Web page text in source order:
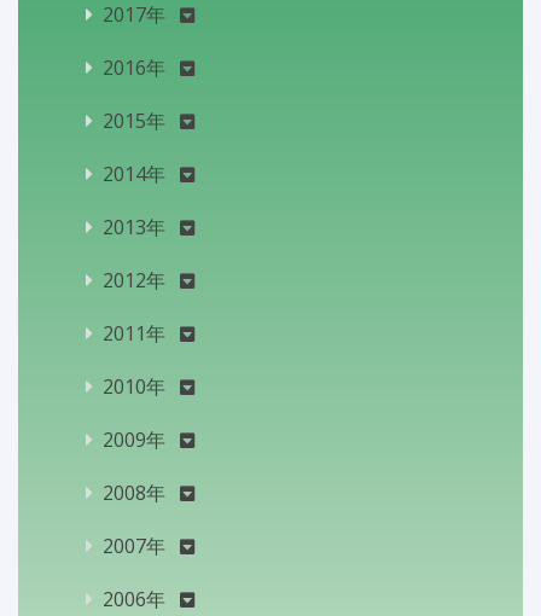
2017年
2016年
2015年
2014年
2013年
2012年
2011年
2010年
2009年
2008年
2007年
2006年